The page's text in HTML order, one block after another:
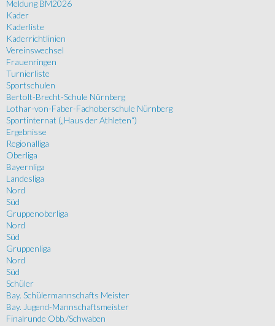
Meldung BM2026
Kader
Kaderliste
Kaderrichtlinien
Vereinswechsel
Frauenringen
Turnierliste
Sportschulen
Bertolt-Brecht-Schule Nürnberg
Lothar-von-Faber-Fachoberschule Nürnberg
Sportinternat („Haus der Athleten“)
Ergebnisse
Regionalliga
Oberliga
Bayernliga
Landesliga
Nord
Süd
Gruppenoberliga
Nord
Süd
Gruppenliga
Nord
Süd
Schüler
Bay. Schülermannschafts Meister
Bay. Jugend-Mannschaftsmeister
Finalrunde Obb./Schwaben